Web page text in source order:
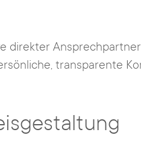
direkter
transparente